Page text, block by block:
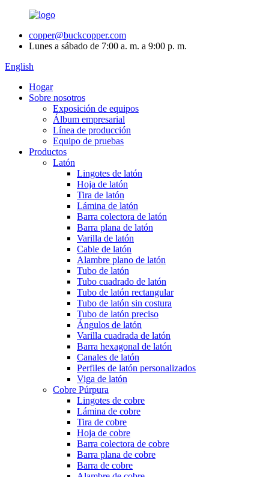
copper@buckcopper.com
Lunes a sábado de 7:00 a. m. a 9:00 p. m.
English
Hogar
Sobre nosotros
Exposición de equipos
Álbum empresarial
Línea de producción
Equipo de pruebas
Productos
Latón
Lingotes de latón
Hoja de latón
Tira de latón
Lámina de latón
Barra colectora de latón
Barra plana de latón
Varilla de latón
Cable de latón
Alambre plano de latón
Tubo de latón
Tubo cuadrado de latón
Tubo de latón rectangular
Tubo de latón sin costura
Tubo de latón preciso
Ángulos de latón
Varilla cuadrada de latón
Barra hexagonal de latón
Canales de latón
Perfiles de latón personalizados
Viga de latón
Cobre Púrpura
Lingotes de cobre
Lámina de cobre
Tira de cobre
Hoja de cobre
Barra colectora de cobre
Barra plana de cobre
Barra de cobre